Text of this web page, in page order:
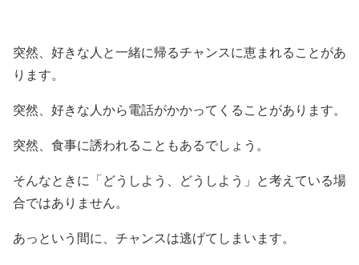
突然、好きな人と一緒に帰るチャンスに恵まれることがあ
ります。
突然、好きな人から電話がかかってくることがあります。
突然、食事に誘われることもあるでしょう。
そんなときに「どうしよう、どうしよう」と考えている場
合ではありません。
あっという間に、チャンスは逃げてしまいます。